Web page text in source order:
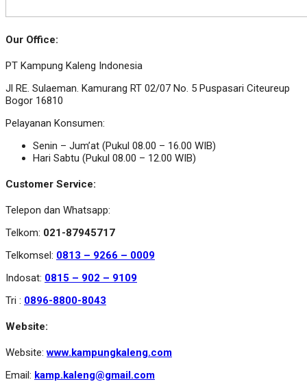
Our Office:
PT Kampung Kaleng Indonesia
Jl RE. Sulaeman. Kamurang RT 02/07 No. 5 Puspasari Citeureup
Bogor 16810
Pelayanan Konsumen:
Senin – Jum’at (Pukul 08.00 – 16.00 WIB)
Hari Sabtu (Pukul 08.00 – 12.00 WIB)
Customer Service:
Telepon dan Whatsapp:
Telkom: 021-87945717
Telkomsel: 0813 – 9266 – 0009
Indosat: 0815 – 902 – 9109
Tri : 0896-8800-8043
Website:
Website:www.kampungkaleng.com
Email: kamp.kaleng@gmail.com